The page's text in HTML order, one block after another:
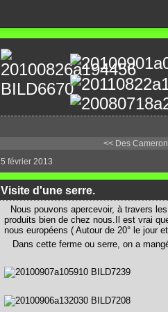
<< Des
5 février 2013
Visite d'une serre.
Nous pouvons apercevoir, à travers
produits bien de chez nous.Il est vrai
nous européens ( Autour de 20° le jour
Dans cette ferme ou serre, on a